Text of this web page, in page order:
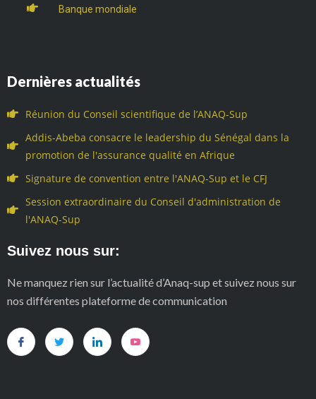
Banque mondiale
Dernières actualités
Réunion du Conseil scientifique de l’ANAQ-Sup
Addis-Abeba consacre le leadership du Sénégal dans la
promotion de l'assurance qualité en Afrique
Signature de convention entre l'ANAQ-Sup et le CFJ
Session extraordinaire du Conseil d'administration de
l'ANAQ-Sup
Suivez nous sur:
Ne manquez rien sur l’actualité d’Anaq-sup et suivez nous sur
nos différentes plateforme de communication